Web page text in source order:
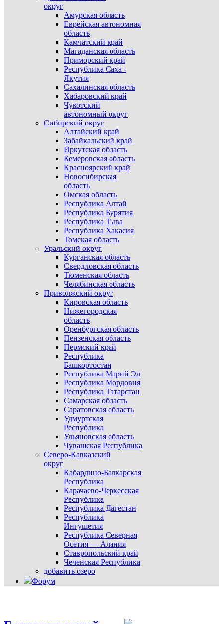
округ
Амурская область
Еврейская автономная
область
Камчатский край
Магаданская область
Приморский край
Республика Саха -
Якутия
Сахалинская область
Хабаровский край
Чукотский
автономный округ
Сибирский округ
Алтайский край
Забайкальский край
Иркутская область
Кемеровская область
Красноярский край
Новосибирская
область
Омская область
Республика Алтай
Республика Бурятия
Республика Тыва
Республика Хакасия
Томская область
Уральский округ
Курганская область
Свердловская область
Тюменская область
Челябинская область
Приволжский округ
Кировская область
Нижегородская
область
Оренбургская область
Пензенская область
Пермский край
Республика
Башкортостан
Республика Марий Эл
Республика Мордовия
Республика Татарстан
Самарская область
Саратовская область
Удмуртская
Республика
Ульяновская область
Чувашская Республика
Северо-Кавказский
округ
Кабардино-Балкарская
Республика
Карачаево-Черкесская
Республика
Республика Дагестан
Республика
Ингушетия
Республика Северная
Осетия — Алания
Ставропольский край
Чеченская Республика
добавить озеро
Форум